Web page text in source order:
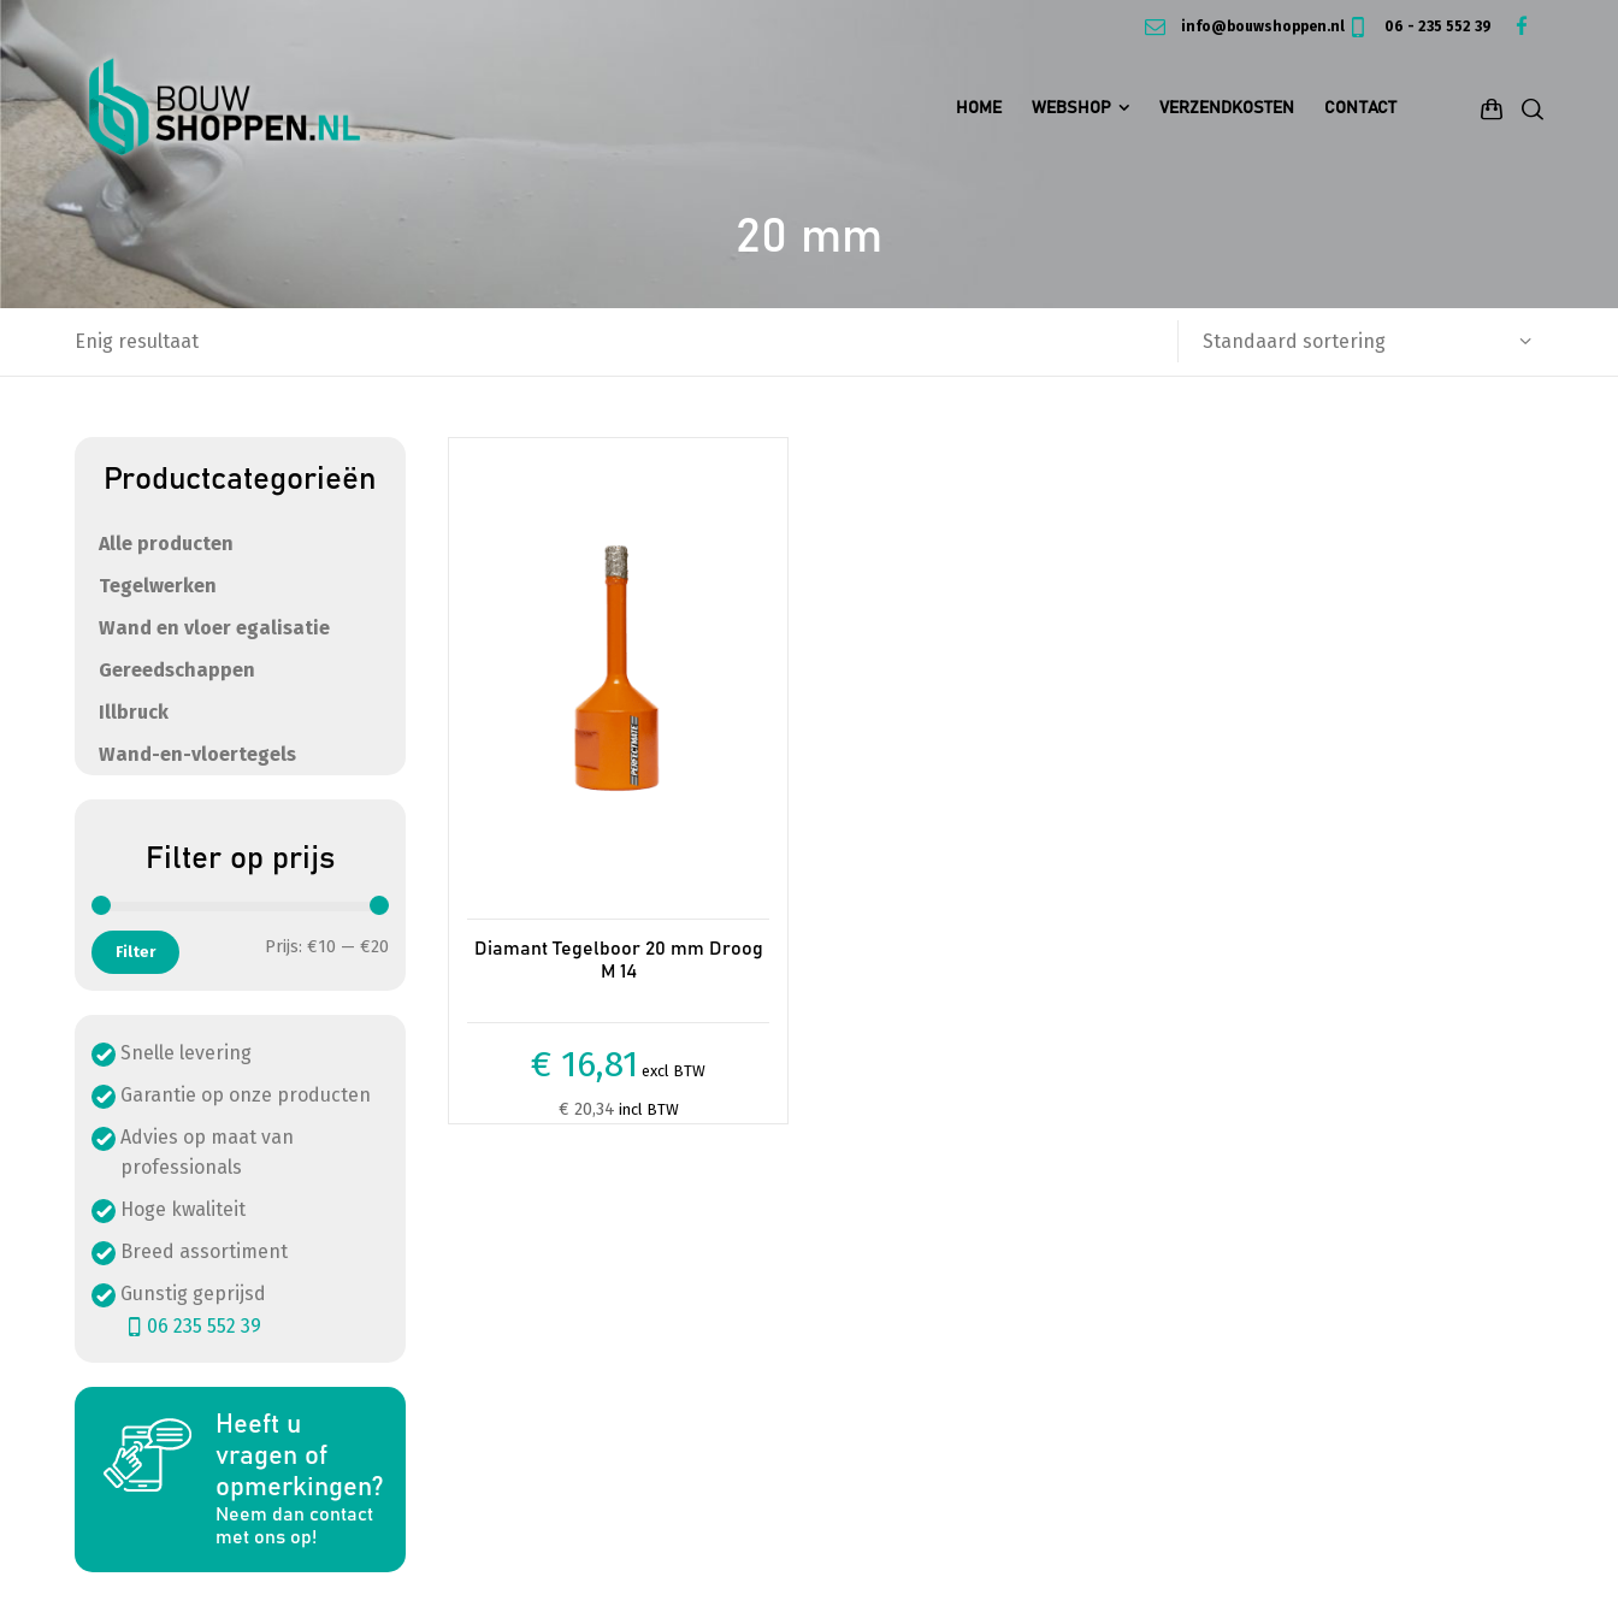
info@bouwshoppen.nl 06 - 235 552 39
HOME WEBSHOP VERZENDKOSTEN CONTACT
20 mm
Enig resultaat Standaard sortering
Diamant Tegelboor 20 mm Droog
M 14
€ 16,81 excl BTW
€ 20,34 incl BTW
Productcategorieën
Alle producten
Tegelwerken
Wand en vloer egalisatie
Gereedschappen
Illbruck
Wand-en-vloertegels
Filter op prijs
Filter Prijs: €10 — €20
Snelle levering
Garantie op onze producten
Advies op maat van
professionals
Hoge kwaliteit
Breed assortiment
Gunstig geprijsd
06 235 552 39
Heeft u
vragen of
opmerkingen?
Neem dan contact
met ons op!